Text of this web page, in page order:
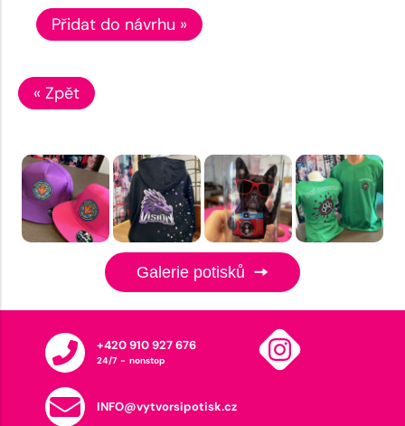
Přidat do návrhu »
« Zpět
Galerie potisků
+420 910 927 676
24/7 - nonstop
INFO@vytvorsipotisk.cz